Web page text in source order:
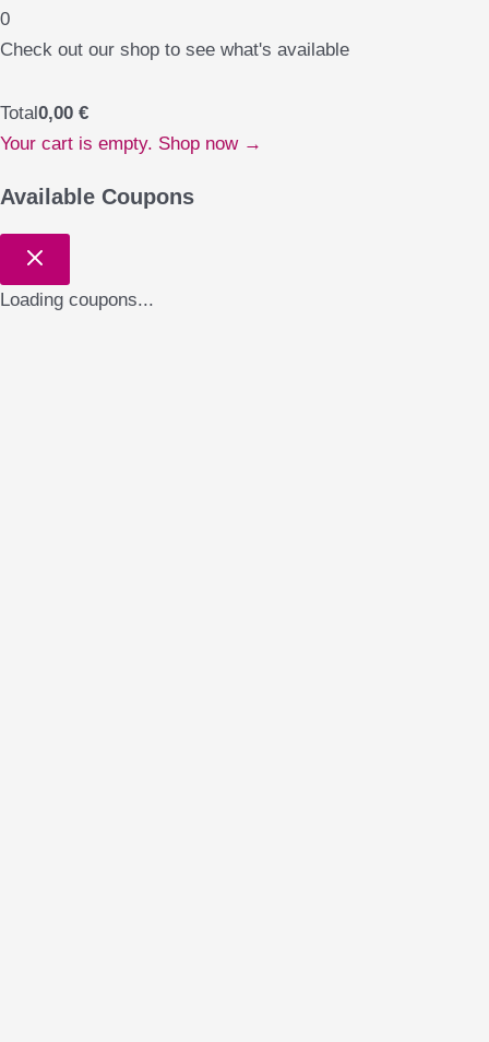
0
Check out our shop to see what's available
Total0,00 €
Your cart is empty. Shop now →
Available Coupons
Loading coupons...